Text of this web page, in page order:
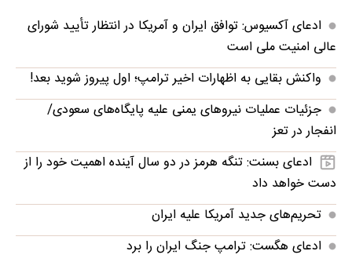
ادعای آکسیوس: توافق ایران و آمریکا در انتظار تأیید شورای
عالی امنیت ملی است
واکنش بقایی به اظهارات اخیر ترامپ؛ اول پیروز شوید بعد!
جزئیات عملیات نیروهای یمنی علیه پایگاه‌های سعودی/
انفجار در تعز
ادعای بسنت: تنگه هرمز در دو سال آینده اهمیت خود را از
دست خواهد داد
تحریم‌های جدید آمریکا علیه ایران
ادعای هگست: ترامپ جنگ ایران را برد